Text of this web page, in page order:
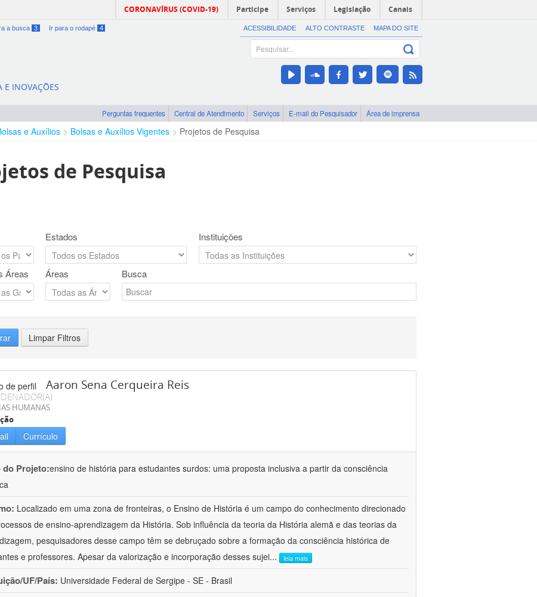
CORONAVÍRUS (COVID-19) Participe Serviços Legislação Canais
a busca 3 Ir para o rodapé 4 ACESSIBILIDADE ALTO CONTRASTE MAPA DO SITE
E INOVAÇÕES
Perguntas frequentes Central de Atendimento Serviços E-mail do Pesquisador Área de imprensa
e Auxílios Bolsas e Auxílios Vigentes Projetos de Pesquisa
de Pesquisa
Estados Instituições
Áreas Áreas Busca
Limpar Filtros
Aaron Sena Cerqueira Reis
HUMANAS
Currículo
do Projeto:ensino de história para estudantes surdos: uma proposta inclusiva a partir da consciência
Localizado em uma zona de fronteiras, o Ensino de História é um campo do conhecimento direcionado
de ensino-aprendizagem da História. Sob influência da teoria da História alemã e das teorias da
pesquisadores desse campo têm se debruçado sobre a formação da consciência histórica de
e professores. Apesar da valorização e incorporação desses sujei... leia mais
UF/País: Universidade Federal de Sergipe - SE - Brasil